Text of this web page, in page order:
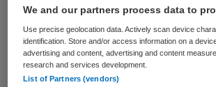
zorgen: “Sinds defusie is altijd
wij een volwaardig ziekenhuis
houden”, aldus Schepers tegen
Ook zegt ze nog ‘duizenden
We and our partners process data to
Use precise geolocation data. Actively scan device
identification. Store and/or access information on a
advertising and content, advertising and content
research and services development.
List of Partners (vendors)